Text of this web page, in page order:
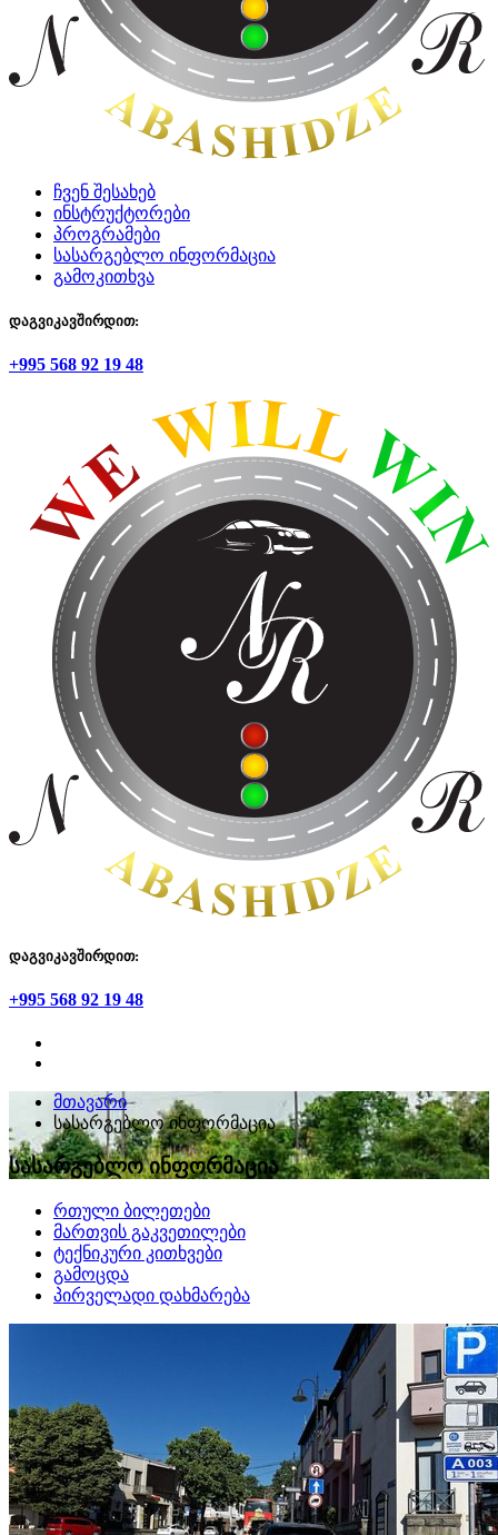
ჩვენ შესახებ
ინსტრუქტორები
პროგრამები
სასარგებლო ინფორმაცია
გამოკითხვა
დაგვიკავშირდით:
+995 568 92 19 48
დაგვიკავშირდით:
+995 568 92 19 48
მთავარი
სასარგებლო ინფორმაცია
სასარგებლო ინფორმაცია
რთული ბილეთები
მართვის გაკვეთილები
ტექნიკური კითხვები
გამოცდა
პირველადი დახმარება